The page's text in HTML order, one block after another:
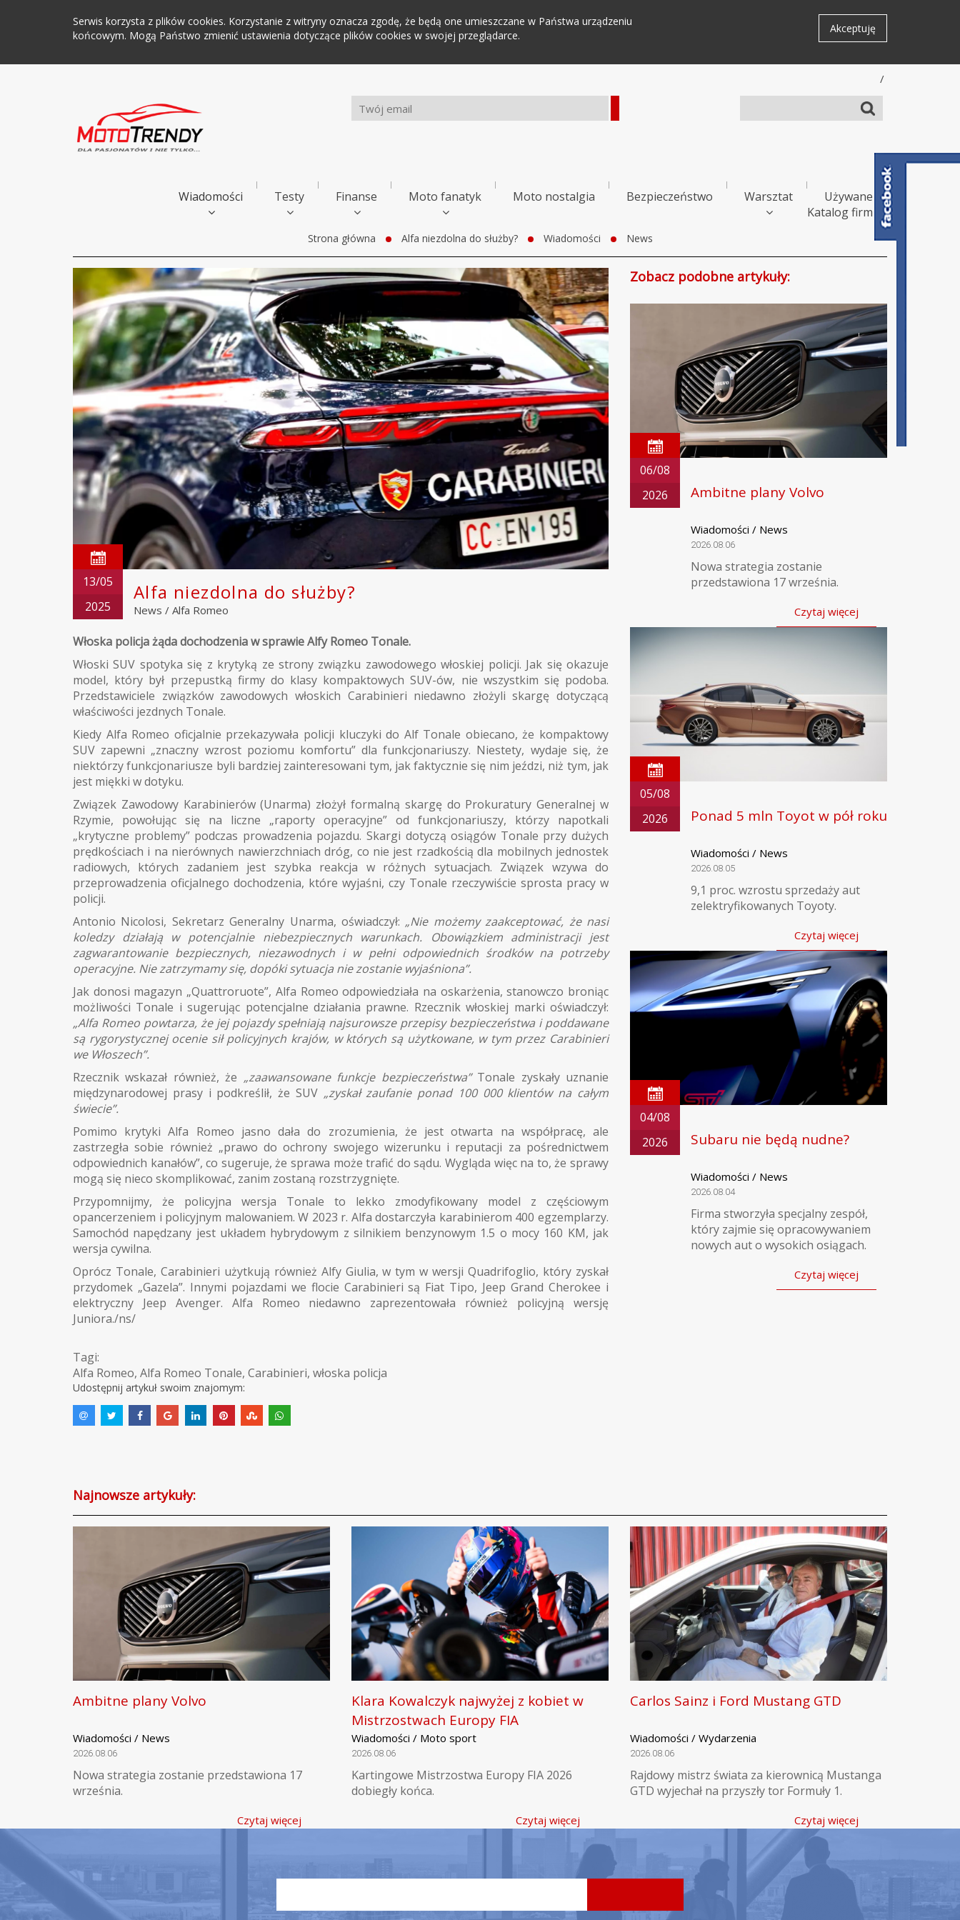
Serwis korzysta z plików cookies. Korzystanie z witryny oznacza zgodę, że będą one umieszczane w Państwa urządzeniu
końcowym. Mogą Państwo zmienić ustawienia dotyczące plików cookies w swojej przeglądarce.
Akceptuję
/
Wiadomości Testy Finanse Moto fanatyk Moto nostalgia Bezpieczeństwo Warsztat
Używane
Katalog firm
Strona główna Alfa niezdolna do służby? Wiadomości News
13/05
2025
Alfa niezdolna do służby?
News / Alfa Romeo
Włoska policja żąda dochodzenia w sprawie Alfy Romeo Tonale.
Włoski SUV spotyka się z krytyką ze strony związku zawodowego włoskiej policji. Jak się okazuje
model, który był przepustką firmy do klasy kompaktowych SUV-ów, nie wszystkim się podoba.
Przedstawiciele związków zawodowych włoskich Carabinieri niedawno złożyli skargę dotyczącą
właściwości jezdnych Tonale.
Kiedy Alfa Romeo oficjalnie przekazywała policji kluczyki do Alf Tonale obiecano, że kompaktowy
SUV zapewni „znaczny wzrost poziomu komfortu” dla funkcjonariuszy. Niestety, wydaje się, że
niektórzy funkcjonariusze byli bardziej zainteresowani tym, jak faktycznie się nim jeździ, niż tym, jak
jest miękki w dotyku.
Związek Zawodowy Karabinierów (Unarma) złożył formalną skargę do Prokuratury Generalnej w
Rzymie, powołując się na liczne „raporty operacyjne” od funkcjonariuszy, którzy napotkali
„krytyczne problemy” podczas prowadzenia pojazdu. Skargi dotyczą osiągów Tonale przy dużych
prędkościach i na nierównych nawierzchniach dróg, co nie jest rzadkością dla mobilnych jednostek
radiowych, których zadaniem jest szybka reakcja w różnych sytuacjach. Związek wzywa do
przeprowadzenia oficjalnego dochodzenia, które wyjaśni, czy Tonale rzeczywiście sprosta pracy w
policji.
Antonio Nicolosi, Sekretarz Generalny Unarma, oświadczył: „Nie możemy zaakceptować, że nasi
koledzy działają w potencjalnie niebezpiecznych warunkach. Obowiązkiem administracji jest
zagwarantowanie bezpiecznych, niezawodnych i w pełni odpowiednich środków na potrzeby
operacyjne. Nie zatrzymamy się, dopóki sytuacja nie zostanie wyjaśniona”.
Jak donosi magazyn „Quattroruote”, Alfa Romeo odpowiedziała na oskarżenia, stanowczo broniąc
możliwości Tonale i sugerując potencjalne działania prawne. Rzecznik włoskiej marki oświadczył:
„Alfa Romeo powtarza, że jej pojazdy spełniają najsurowsze przepisy bezpieczeństwa i poddawane
są rygorystycznej ocenie sił policyjnych krajów, w których są użytkowane, w tym przez Carabinieri
we Włoszech”.
Rzecznik wskazał również, że „zaawansowane funkcje bezpieczeństwa” Tonale zyskały uznanie
międzynarodowej prasy i podkreślił, że SUV „zyskał zaufanie ponad 100 000 klientów na całym
świecie”.
Pomimo krytyki Alfa Romeo jasno dała do zrozumienia, że jest otwarta na współpracę, ale
zastrzegła sobie również „prawo do ochrony swojego wizerunku i reputacji za pośrednictwem
odpowiednich kanałów”, co sugeruje, że sprawa może trafić do sądu. Wygląda więc na to, że sprawy
mogą się nieco skomplikować, zanim zostaną rozstrzygnięte.
Przypomnijmy, że policyjna wersja Tonale to lekko zmodyfikowany model z częściowym
opancerzeniem i policyjnym malowaniem. W 2023 r. Alfa dostarczyła karabinierom 400 egzemplarzy.
Samochód napędzany jest układem hybrydowym z silnikiem benzynowym 1.5 o mocy 160 KM, jak
wersja cywilna.
Oprócz Tonale, Carabinieri użytkują również Alfy Giulia, w tym w wersji Quadrifoglio, który zyskał
przydomek „Gazela”. Innymi pojazdami we flocie Carabinieri są Fiat Tipo, Jeep Grand Cherokee i
elektryczny Jeep Avenger. Alfa Romeo niedawno zaprezentowała również policyjną wersję
Juniora./ns/
Tagi:
Alfa Romeo, Alfa Romeo Tonale, Carabinieri, włoska policja
Udostępnij artykuł swoim znajomym:
Zobacz podobne artykuły:
06/08
2026
Ambitne plany Volvo
Wiadomości / News
2026.08.06
Nowa strategia zostanie
przedstawiona 17 września.
Czytaj więcej
05/08
2026
Ponad 5 mln Toyot w pół roku
Wiadomości / News
2026.08.05
9,1 proc. wzrostu sprzedaży aut
zelektryfikowanych Toyoty.
Czytaj więcej
04/08
2026
Subaru nie będą nudne?
Wiadomości / News
2026.08.04
Firma stworzyła specjalny zespół,
który zajmie się opracowywaniem
nowych aut o wysokich osiągach.
Czytaj więcej
Najnowsze artykuły:
Ambitne plany Volvo
Wiadomości / News
2026.08.06
Nowa strategia zostanie przedstawiona 17
września.
Czytaj więcej
Klara Kowalczyk najwyżej z kobiet w
Mistrzostwach Europy FIA
Wiadomości / Moto sport
2026.08.06
Kartingowe Mistrzostwa Europy FIA 2026
dobiegły końca.
Czytaj więcej
Carlos Sainz i Ford Mustang GTD
Wiadomości / Wydarzenia
2026.08.06
Rajdowy mistrz świata za kierownicą Mustanga
GTD wyjechał na przyszły tor Formuły 1.
Czytaj więcej